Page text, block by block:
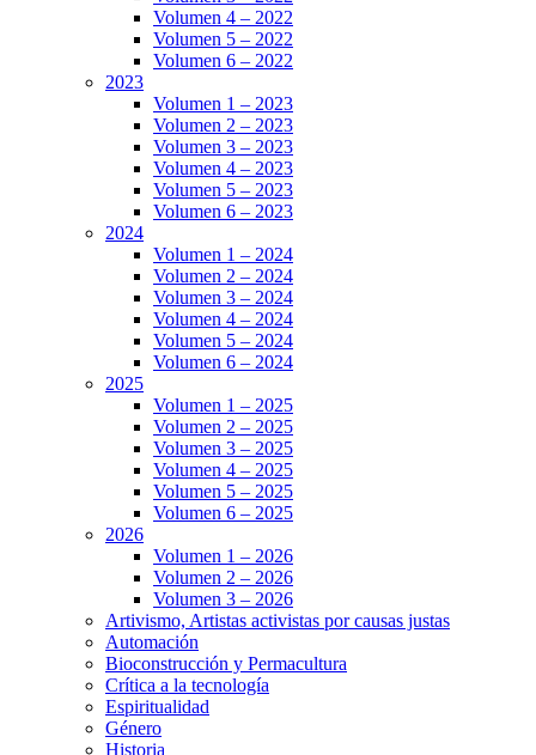
Volumen 4 – 2022
Volumen 5 – 2022
Volumen 6 – 2022
2023
Volumen 1 – 2023
Volumen 2 – 2023
Volumen 3 – 2023
Volumen 4 – 2023
Volumen 5 – 2023
Volumen 6 – 2023
2024
Volumen 1 – 2024
Volumen 2 – 2024
Volumen 3 – 2024
Volumen 4 – 2024
Volumen 5 – 2024
Volumen 6 – 2024
2025
Volumen 1 – 2025
Volumen 2 – 2025
Volumen 3 – 2025
Volumen 4 – 2025
Volumen 5 – 2025
Volumen 6 – 2025
2026
Volumen 1 – 2026
Volumen 2 – 2026
Volumen 3 – 2026
Artivismo, Artistas activistas por causas justas
Automación
Bioconstrucción y Permacultura
Crítica a la tecnología
Espiritualidad
Género
Historia